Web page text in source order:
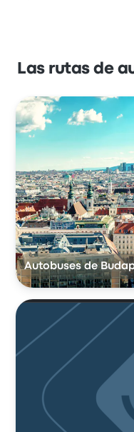
Las rutas de
Autobuses de